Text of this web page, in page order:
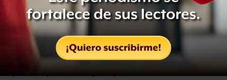
significativa para la siguiente administración.
La tutoría – uno de los principales mecanismos de
inducción y aprendizaje entre pares – sigue siendo una
gran deuda con los maestros,no existe un registro
público federal o estatal de la tutoría, además que sigue
sujeto a disponibilidad presupuestal.